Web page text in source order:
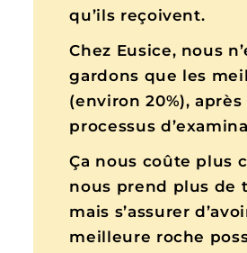
qu’ils reçoivent.
Chez Eusice, nous
gardons que les
(environ 20%),
processus
Ça nous coûte plus
nous prend plus de
mais s’assurer
meilleure roche